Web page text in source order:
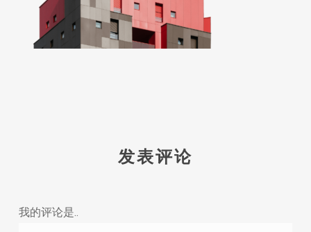
发表评论
我的评论是..